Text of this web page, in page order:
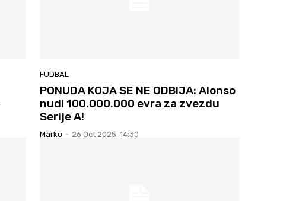
FUDBAL
PONUDA KOJA SE NE ODBIJA: Alonso
nudi 100.000.000 evra za zvezdu
Serije A!
Marko - 26 Oct 2025. 14:30